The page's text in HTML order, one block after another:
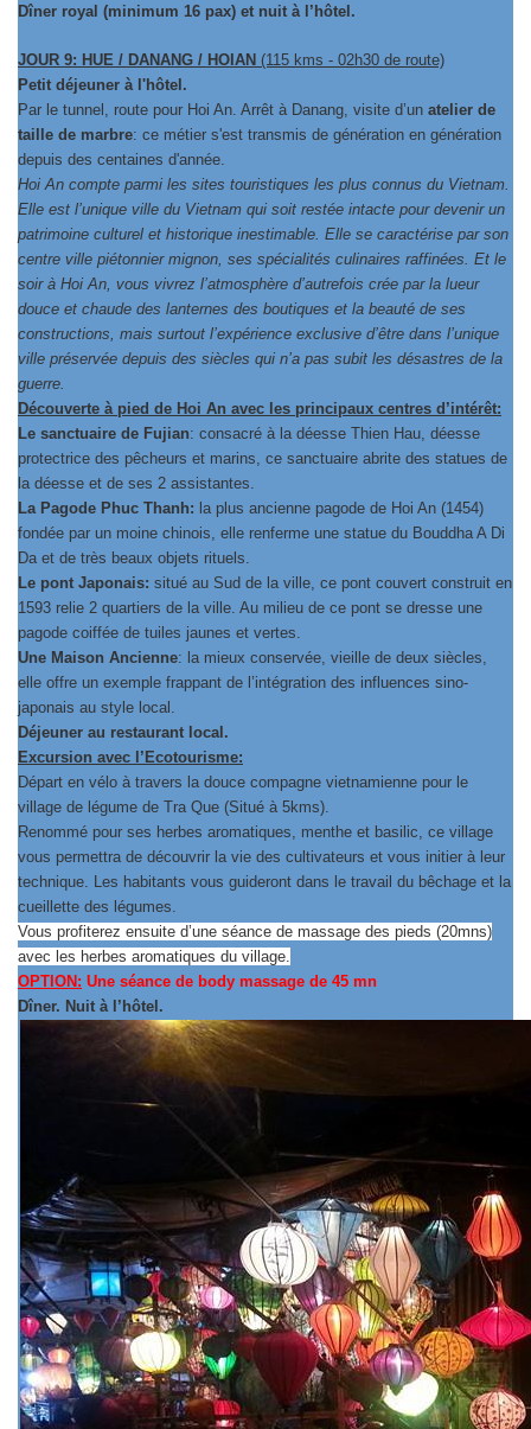
Dîner royal (minimum 16 pax) et nuit à l’hôtel.
JOUR 9: HUE / DANANG / HOIAN (115 kms - 02h30 de route)
Petit déjeuner à l'hôtel.
Par le tunnel, route pour Hoi An. Arrêt à Danang, visite d’un atelier de
taille de marbre: ce métier s'est transmis de génération en génération
depuis des centaines d'année.
Hoi An compte parmi les sites touristiques les plus connus du Vietnam.
Elle est l’unique ville du Vietnam qui soit restée intacte pour devenir un
patrimoine culturel et historique inestimable. Elle se caractérise par son
centre ville piétonnier mignon, ses spécialités culinaires raffinées. Et le
soir à Hoi An, vous vivrez l’atmosphère d’autrefois crée par la lueur
douce et chaude des lanternes des boutiques et la beauté de ses
constructions, mais surtout l’expérience exclusive d’être dans l’unique
ville préservée depuis des siècles qui n’a pas subit les désastres de la
guerre.
Découverte à pied de Hoi An avec les principaux centres d’intérêt:
Le sanctuaire de Fujian: consacré à la déesse Thien Hau, déesse
protectrice des pêcheurs et marins, ce sanctuaire abrite des statues de
la déesse et de ses 2 assistantes.
La Pagode Phuc Thanh: la plus ancienne pagode de Hoi An (1454)
fondée par un moine chinois, elle renferme une statue du Bouddha A Di
Da et de très beaux objets rituels.
Le pont Japonais: situé au Sud de la ville, ce pont couvert construit en
1593 relie 2 quartiers de la ville. Au milieu de ce pont se dresse une
pagode coiffée de tuiles jaunes et vertes.
Une Maison Ancienne: la mieux conservée, vieille de deux siècles,
elle offre un exemple frappant de l’intégration des influences sino-
japonais au style local.
Déjeuner au restaurant local.
Excursion avec l’Ecotourisme:
Départ en vélo à travers la douce compagne vietnamienne pour le
village de légume de Tra Que (Situé à 5kms).
Renommé pour ses herbes aromatiques, menthe et basilic, ce village
vous permettra de découvrir la vie des cultivateurs et vous initier à leur
technique. Les habitants vous guideront dans le travail du bêchage et la
cueillette des légumes.
Vous profiterez ensuite d’une séance de massage des pieds (20mns)
avec les herbes aromatiques du village.
OPTION: Une séance de body massage de 45 mn
Dîner. Nuit à l’hôtel.